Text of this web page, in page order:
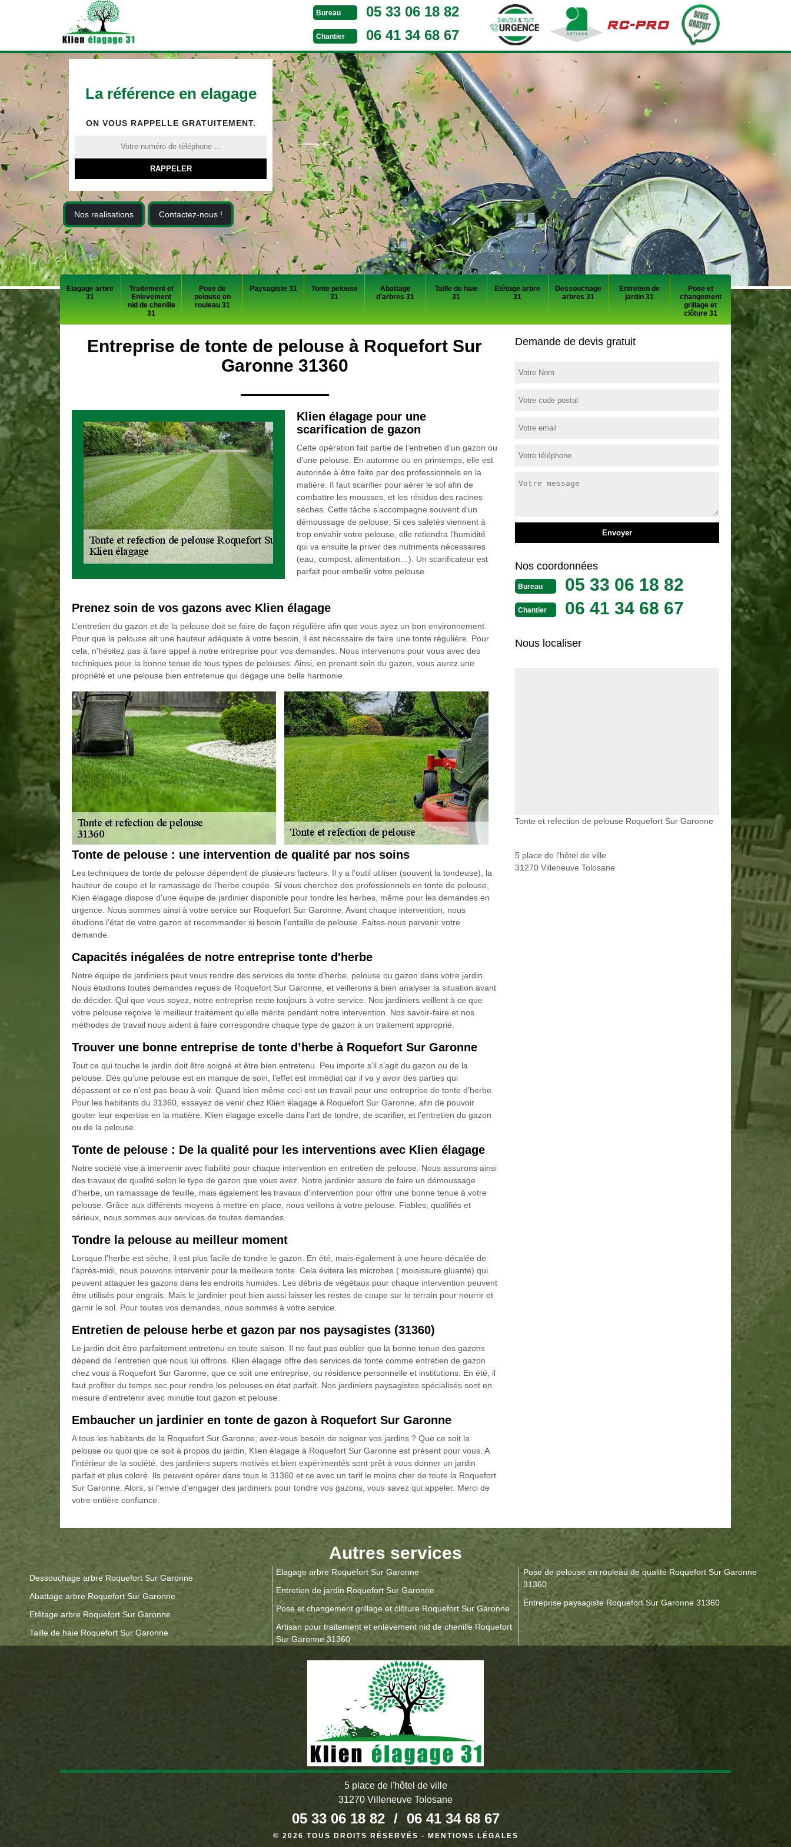
Bureau 05 33 06 18 82
Chantier 06 41 34 68 67
La référence en elagage
ON VOUS RAPPELLE GRATUITEMENT.
Nos realisations Contactez-nous !
Elagage arbre
31
Traitement et
Enlevement
nid de chenille
31
Pose de
pelouse en
rouleau 31
Paysagiste 31
Tonte pelouse
31
Abattage
d'arbres 31
Taille de haie
31
Etêtage arbre
31
Dessouchage
arbres 31
Entretien de
jardin 31
Pose et
changement
grillage et
clôture 31
Entreprise de tonte de pelouse à Roquefort Sur
Garonne 31360
Klien élagage pour une
scarification de gazon
Cette opération fait partie de l’entretien d’un gazon ou
d’une pelouse. En automne ou en printemps, elle est
autorisée à être faite par des professionnels en la
matière. Il faut scarifier pour aérer le sol afin de
combattre les mousses, et les résidus des racines
sèches. Cette tâche s’accompagne souvent d’un
démoussage de pelouse. Si ces saletés viennent à
trop envahir votre pelouse, elle retiendra l’humidité
qui va ensuite la priver des nutriments nécessaires
(eau, compost, alimentation…). Un scarificateur est
parfait pour embellir votre pelouse.
Prenez soin de vos gazons avec Klien élagage
L’entretien du gazon et de la pelouse doit se faire de façon régulière afin que vous ayez un bon environnement.
Pour que la pelouse ait une hauteur adéquate à votre besoin, il est nécessaire de faire une tonte régulière. Pour
cela, n'hésitez pas à faire appel à notre entreprise pour vos demandes. Nous intervenons pour vous avec des
techniques pour la bonne tenue de tous types de pelouses. Ainsi, en prenant soin du gazon, vous aurez une
propriété et une pelouse bien entretenue qui dégage une belle harmonie.
Tonte de pelouse : une intervention de qualité par nos soins
Les techniques de tonte de pelouse dépendent de plusieurs facteurs. Il y a l'outil utiliser (souvent la tondeuse), la
hauteur de coupe et le ramassage de l’herbe coupée. Si vous cherchez des professionnels en tonte de pelouse,
Klien élagage dispose d'une équipe de jardinier disponible pour tondre les herbes, même pour les demandes en
urgence. Nous sommes ainsi à votre service sur Roquefort Sur Garonne. Avant chaque intervention, nous
étudions l’état de votre gazon et recommander si besoin l’entaille de pelouse. Faites-nous parvenir votre
demande.
Capacités inégalées de notre entreprise tonte d'herbe
Notre équipe de jardiniers peut vous rendre des services de tonte d’herbe, pelouse ou gazon dans votre jardin.
Nous étudions toutes demandes reçues de Roquefort Sur Garonne, et veillerons à bien analyser la situation avant
de décider. Qui que vous soyez, notre entreprise reste toujours à votre service. Nos jardiniers veillent à ce que
votre pelouse reçoive le meilleur traitement qu’elle mérite pendant notre intervention. Nos savoir-faire et nos
méthodes de travail nous aident à faire correspondre chaque type de gazon à un traitement approprié.
Trouver une bonne entreprise de tonte d’herbe à Roquefort Sur Garonne
Tout ce qui touche le jardin doit être soigné et être bien entretenu. Peu importe s’il s’agit du gazon ou de la
pelouse. Dès qu’une pelouse est en manque de soin, l’effet est immédiat car il va y avoir des parties qui
dépassent et ce n’est pas beau à voir. Quand bien même ceci est un travail pour une entreprise de tonte d’herbe.
Pour les habitants du 31360, essayez de venir chez Klien élagage à Roquefort Sur Garonne, afin de pouvoir
gouter leur expertise en la matière. Klien élagage excelle dans l’art de tondre, de scarifier, et l’entretien du gazon
ou de la pelouse.
Tonte de pelouse : De la qualité pour les interventions avec Klien élagage
Notre société vise à intervenir avec fiabilité pour chaque intervention en entretien de pelouse. Nous assurons ainsi
des travaux de qualité selon le type de gazon que vous avez. Notre jardinier assure de faire un démoussage
d'herbe, un ramassage de feuille, mais également les travaux d'intervention pour offrir une bonne tenue à votre
pelouse. Grâce aux différents moyens à mettre en place, nous veillons à votre pelouse. Fiables, qualifiés et
sérieux, nous sommes aux services de toutes demandes.
Tondre la pelouse au meilleur moment
Lorsque l'herbe est sèche, il est plus facile de tondre le gazon. En été, mais également à une heure décalée de
l'après-midi, nous pouvons intervenir pour la meilleure tonte. Cela évitera les microbes ( moisissure gluante) qui
peuvent attaquer les gazons dans les endroits humides. Les débris de végétaux pour chaque intervention peuvent
être utilisés pour engrais. Mais le jardinier peut bien aussi laisser les restes de coupe sur le terrain pour nourrir et
garnir le sol. Pour toutes vos demandes, nous sommes à votre service.
Entretien de pelouse herbe et gazon par nos paysagistes (31360)
Le jardin doit être parfaitement entretenu en toute saison. Il ne faut pas oublier que la bonne tenue des gazons
dépend de l’entretien que nous lui offrons. Klien élagage offre des services de tonte comme entretien de gazon
chez vous à Roquefort Sur Garonne, que ce soit une entreprise, ou résidence personnelle et institutions. En été, il
faut profiter du temps sec pour rendre les pelouses en état parfait. Nos jardiniers paysagistes spécialisés sont en
mesure d’entretenir avec minutie tout gazon et pelouse.
Embaucher un jardinier en tonte de gazon à Roquefort Sur Garonne
A tous les habitants de la Roquefort Sur Garonne, avez-vous besoin de soigner vos jardins ? Que ce soit la
pelouse ou quoi que ce soit à propos du jardin, Klien élagage à Roquefort Sur Garonne est présent pour vous. A
l’intérieur de la société, des jardiniers supers motivés et bien expérimentés sont prêt à vous donner un jardin
parfait et plus coloré. Ils peuvent opérer dans tous le 31360 et ce avec un tarif le moins cher de toute la Roquefort
Sur Garonne. Alors, si l’envie d’engager des jardiniers pour tondre vos gazons, vous savez qui appeler. Merci de
votre entière confiance.
Demande de devis gratuit
Nos coordonnées
Bureau 05 33 06 18 82
Chantier 06 41 34 68 67
Nous localiser
Tonte et refection de pelouse Roquefort Sur Garonne
5 place de l'hôtel de ville
31270 Villeneuve Tolosane
Autres services
Dessouchage arbre Roquefort Sur Garonne
Abattage arbre Roquefort Sur Garonne
Etêtage arbre Roquefort Sur Garonne
Taille de haie Roquefort Sur Garonne
Elagage arbre Roquefort Sur Garonne
Entretien de jardin Roquefort Sur Garonne
Pose et changement grillage et clôture Roquefort Sur Garonne
Artisan pour traitement et enlèvement nid de chenille Roquefort
Sur Garonne 31360
Pose de pelouse en rouleau de qualité Roquefort Sur Garonne
31360
Entreprise paysagiste Roquefort Sur Garonne 31360
5 place de l'hôtel de ville
31270 Villeneuve Tolosane
05 33 06 18 82 / 06 41 34 68 67
© 2026 TOUS DROITS RÉSERVÉS - MENTIONS LÉGALES